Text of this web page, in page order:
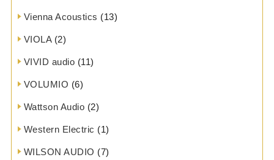
Vienna Acoustics (13)
VIOLA(2)
VIVID audio (11)
VOLUMIO (6)
Wattson Audio (2)
Western Electric (1)
WILSON AUDIO (7)